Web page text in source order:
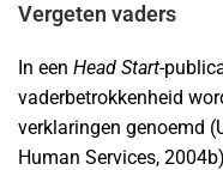
Vergeten vaders
In een Head Start-
vaderbetrokkenheid
verklaringen genoemd
Human Services,